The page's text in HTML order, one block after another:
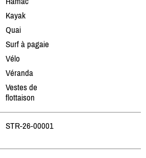
Kayak
Quai
Surf à pagaie
Vélo
Véranda
Vestes de
flottaison
STR-26-00001